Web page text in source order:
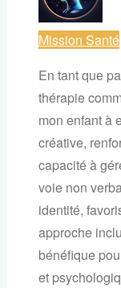
Mission Santé
En tant que
thérapie
mon enfant à
créative,
capacité à
voie non
identité,
approche
bénéfique
et